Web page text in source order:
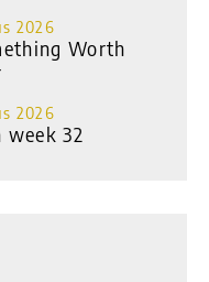
2026
Worth
2026
week 32